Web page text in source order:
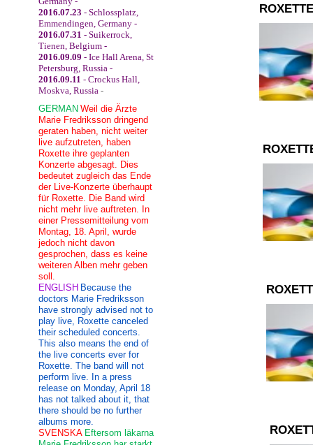
2016.07.23 - Schlossplatz,
Emmendingen, Germany -
2016.07.31 - Suikerrock,
Tienen, Belgium -
2016.09.09 - Ice Hall Arena, St
Petersburg, Russia -
2016.09.11 - Crockus Hall,
Moskva, Russia -
GERMAN Weil die Ärzte
Marie Fredriksson dringend
geraten haben, nicht weiter
live aufzutreten, haben
Roxette ihre geplanten
Konzerte abgesagt. Dies
bedeutet zugleich das Ende
der Live-Konzerte überhaupt
für Roxette. Die Band wird
nicht mehr live auftreten. In
einer Pressemitteilung vom
Montag, 18. April, wurde
jedoch nicht davon
gesprochen, dass es keine
weiteren Alben mehr geben
soll.
ENGLISH Because the
doctors Marie Fredriksson
have strongly advised not to
play live, Roxette canceled
their scheduled concerts.
This also means the end of
the live concerts ever for
Roxette. The band will not
perform live. In a press
release on Monday, April 18
has not talked about it, that
there should be no further
albums more.
SVENSKA Eftersom läkarna